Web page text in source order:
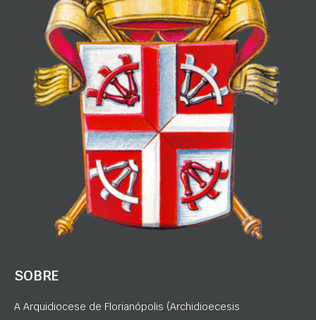
SOBRE
A Arquidiocese de Florianópolis (Archidioecesis